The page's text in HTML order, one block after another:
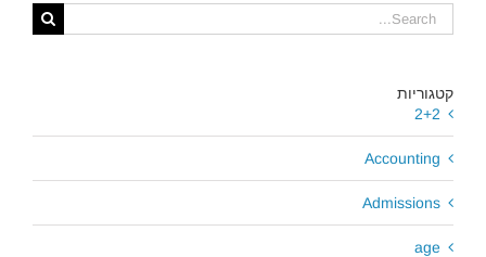
קטגוריות
2+2
Accounting
Admissions
age